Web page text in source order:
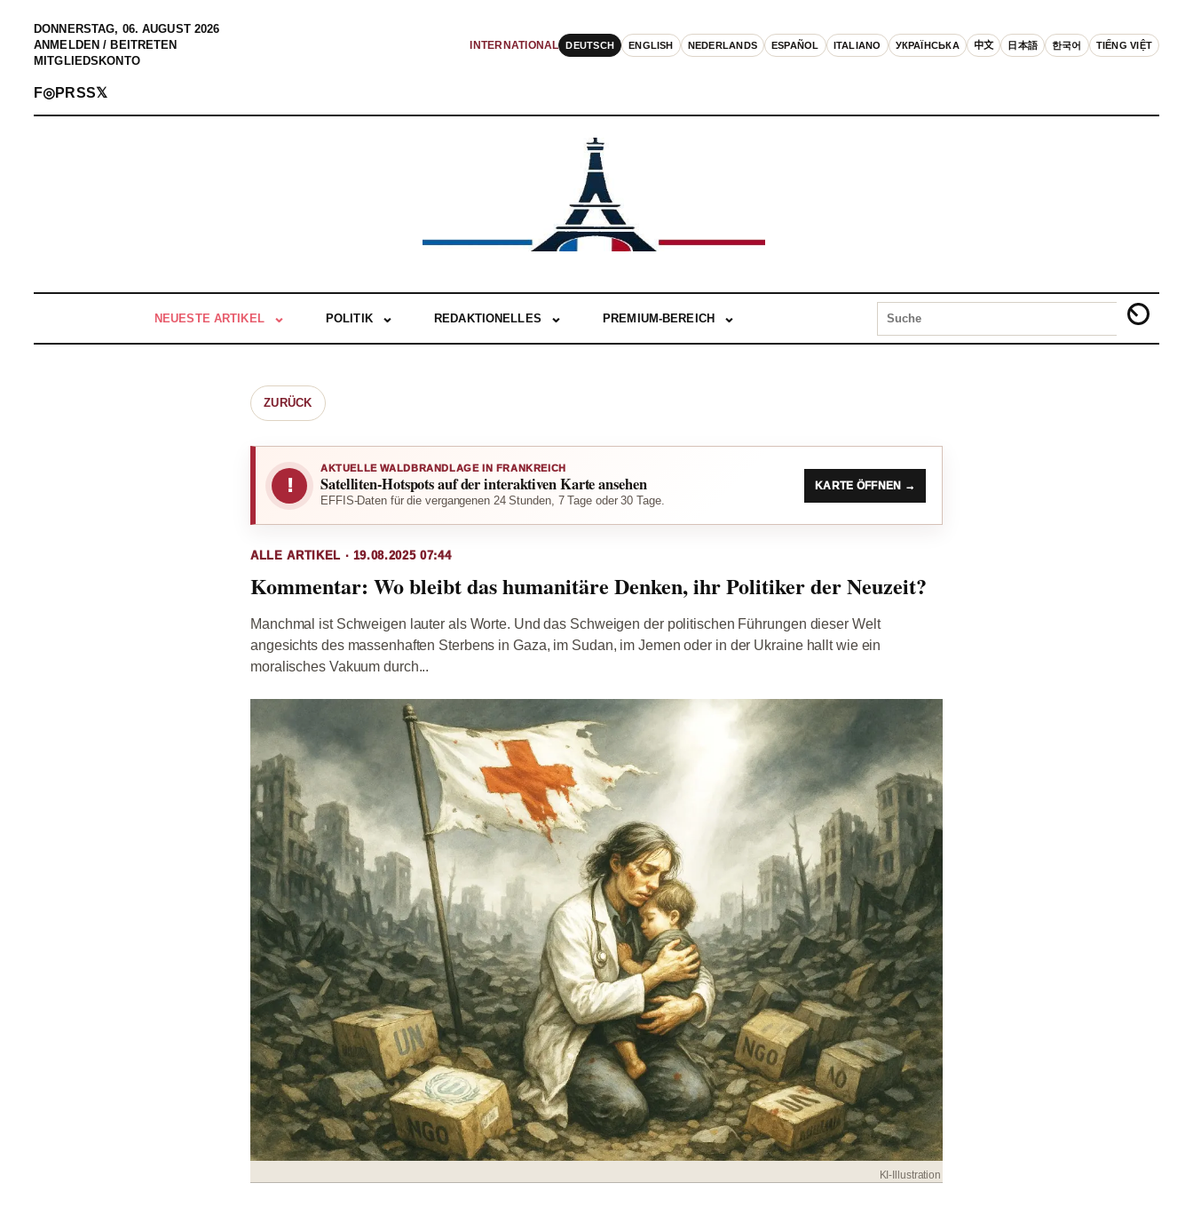
DONNERSTAG, 06. AUGUST 2026
ANMELDEN / BEITRETEN
MITGLIEDSKONTO
INTERNATIONAL DEUTSCH ENGLISH NEDERLANDS ESPAÑOL ITALIANO УКРАЇНСЬКА 中文 日本語 한국어 TIẾNG VIỆT
F◎PRSS𝕏
NEUESTE ARTIKEL POLITIK REDAKTIONELLES PREMIUM-BEREICH
ZURÜCK
!
AKTUELLE WALDBRANDLAGE IN FRANKREICH
Satelliten-Hotspots auf der interaktiven Karte ansehen
EFFIS-Daten für die vergangenen 24 Stunden, 7 Tage oder 30 Tage.
KARTE ÖFFNEN →
ALLE ARTIKEL · 19.08.2025 07:44
Kommentar: Wo bleibt das humanitäre Denken, ihr Politiker der Neuzeit?
Manchmal ist Schweigen lauter als Worte. Und das Schweigen der politischen Führungen dieser Welt
angesichts des massenhaften Sterbens in Gaza, im Sudan, im Jemen oder in der Ukraine hallt wie ein
moralisches Vakuum durch...
KI-Illustration